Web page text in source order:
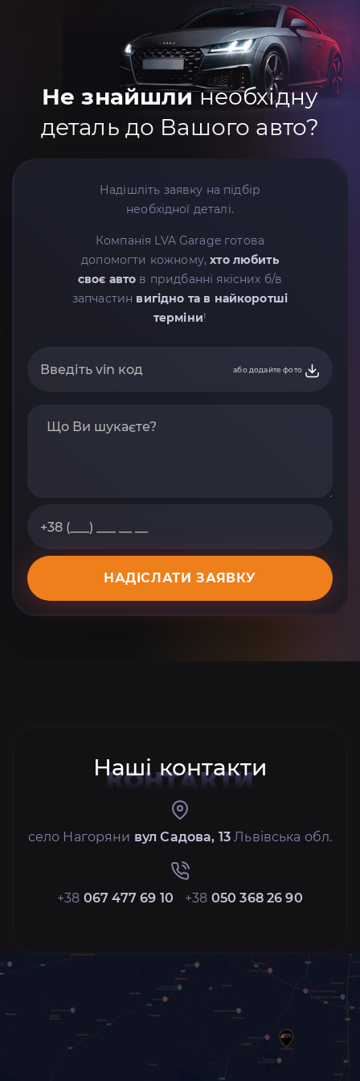
Не знайшлинеобхідну
деталь до Вашого авто?
Надішліть заявку на підбір
необхідної деталі.
Компанія LVA Garage готова
допомогти кожному,хто любить
своє авто в придбанні якісних б/в
запчастин вигідно та в найкоротші
терміни!
або додайте фото
НАДІСЛАТИ ЗАЯВКУ
Наші контакти
КОНТАКТИ
село Нагоряни вул Садова, 13 Львівська обл.
+38 067 477 69 10 +38 050 368 26 90